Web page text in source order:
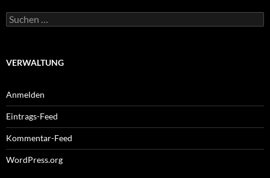
Suchen
nach:
VERWALTUNG
Anmelden
Eintrags-Feed
Kommentar-Feed
WordPress.org